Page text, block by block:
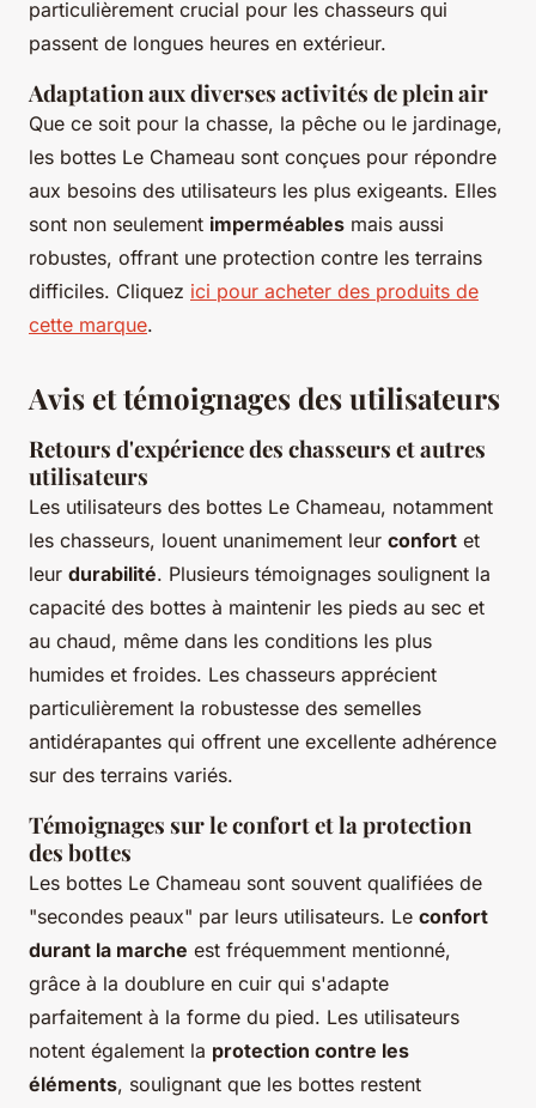
particulièrement crucial pour les chasseurs qui
passent de longues heures en extérieur.
Adaptation aux diverses activités de plein air
Que ce soit pour la chasse, la pêche ou le jardinage,
les bottes Le Chameau sont conçues pour répondre
aux besoins des utilisateurs les plus exigeants. Elles
sont non seulement imperméables mais aussi
robustes, offrant une protection contre les terrains
difficiles. Cliquez ici pour acheter des produits de
cette marque.
Avis et témoignages des utilisateurs
Retours d'expérience des chasseurs et autres
utilisateurs
Les utilisateurs des bottes Le Chameau, notamment
les chasseurs, louent unanimement leur confort et
leur durabilité. Plusieurs témoignages soulignent la
capacité des bottes à maintenir les pieds au sec et
au chaud, même dans les conditions les plus
humides et froides. Les chasseurs apprécient
particulièrement la robustesse des semelles
antidérapantes qui offrent une excellente adhérence
sur des terrains variés.
Témoignages sur le confort et la protection
des bottes
Les bottes Le Chameau sont souvent qualifiées de
"secondes peaux" par leurs utilisateurs. Le confort
durant la marche est fréquemment mentionné,
grâce à la doublure en cuir qui s'adapte
parfaitement à la forme du pied. Les utilisateurs
notent également la protection contre les
éléments, soulignant que les bottes restent